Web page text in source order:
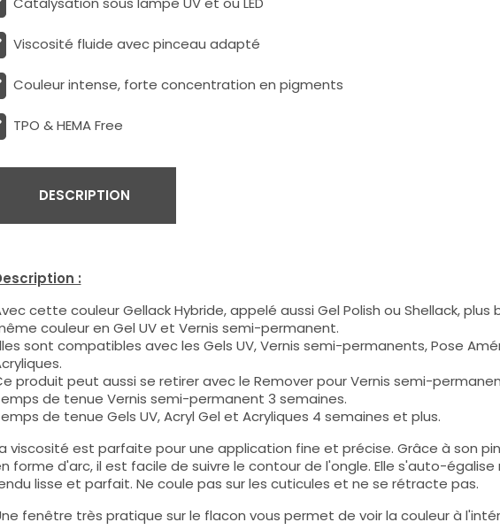
Viscosité fluide avec pinceau adapté
Couleur intense, forte concentration en pigments
TPO & HEMA Free
DESCRIPTION
:
cette couleur Gellack Hybride, appelé aussi Gel Polish ou Shellack,
couleur en Gel UV et Vernis semi-permanent.
sont compatibles avec les Gels UV, Vernis semi-permanents, Pose
produit peut aussi se retirer avec le Remover pour Vernis semi-
de tenue Vernis semi-permanent 3 semaines.
de tenue Gels UV, Acryl Gel et Acryliques 4 semaines et plus.
viscosité est parfaite pour une application fine et précise. Grâce à son
forme d'arc, il est facile de suivre le contour de l'ongle. Elle s'auto-
lisse et parfait. Ne coule pas sur les cuticules et ne se rétracte pas.
fenêtre très pratique sur le flacon vous permet de voir la couleur à